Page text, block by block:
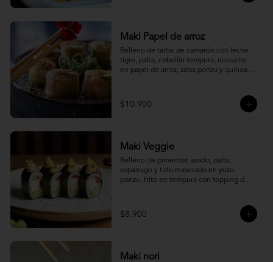
Maki Papel de arroz
Relleno de tartar de camarón con leche
tigre, palta, cebollín tempura, envuelto
en papel de arroz, salsa ponzu y quinoa
$10.900
Maki Veggie
Relleno de pimenton asado, palta,
esparrago y tofu maserado en yuzu
ponzu, frito en tempura con topping de
$8.900
Maki nori